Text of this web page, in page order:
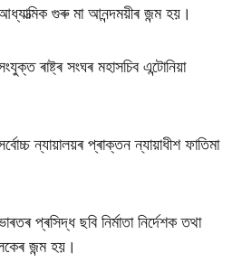
গুৰু মা আনন্দময়ীৰ জন্ম হয়।
ৰাষ্ট্ৰ সংঘৰ মহাসচিব এন্টোনিয়া
ন্যায়ালয়ৰ প্ৰাক্তন ন্যায়াধীশ ফাতিমা
প্ৰসিদ্ধ ছবি নিৰ্মাতা নিৰ্দেশক তথা
জন্ম হয়।